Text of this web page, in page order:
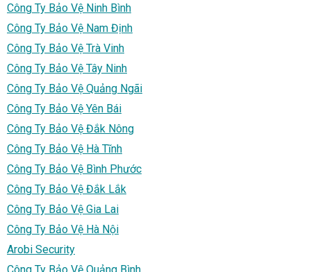
Công Ty Bảo Vệ Ninh Bình
Công Ty Bảo Vệ Nam Định
Công Ty Bảo Vệ Trà Vinh
Công Ty Bảo Vệ Tây Ninh
Công Ty Bảo Vệ Quảng Ngãi
Công Ty Bảo Vệ Yên Bái
Công Ty Bảo Vệ Đắk Nông
Công Ty Bảo Vệ Hà Tĩnh
Công Ty Bảo Vệ Bình Phước
Công Ty Bảo Vệ Đắk Lắk
Công Ty Bảo Vệ Gia Lai
Công Ty Bảo Vệ Hà Nội
Arobi Security